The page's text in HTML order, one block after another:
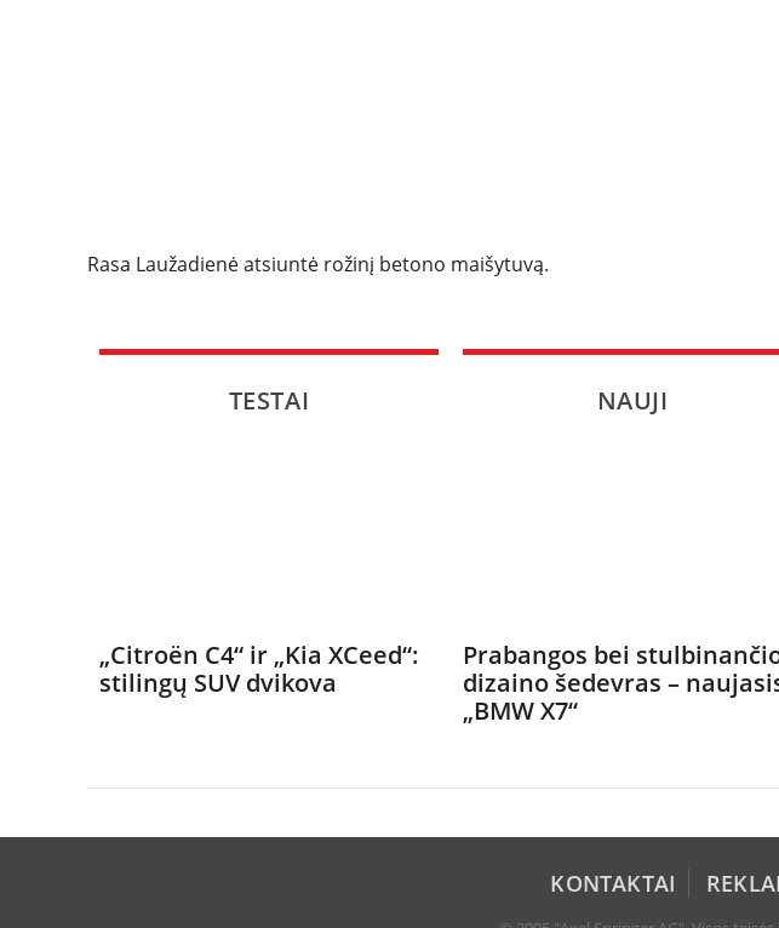
Rasa Laužadienė atsiuntė rožinį betono maišytuvą.
TESTAI
„Citroën C4“ ir „Kia XCeed“:
stilingų SUV dvikova
NAUJI
Prabangos bei
dizaino šedevras –
„BMW X7“
KONTAKTAI